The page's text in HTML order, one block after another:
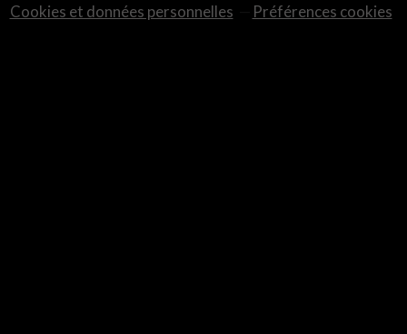
Cookies et données personnelles
Préférences cookies